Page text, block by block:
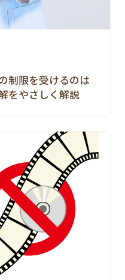
制限を受けるのは
をやさしく解説